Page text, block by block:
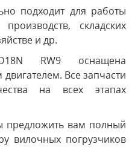
подходит для работы
складских
и др.
RW9 оснащена
Все запчасти
на всех этапах
предложить вам полный
вилочных погрузчиков